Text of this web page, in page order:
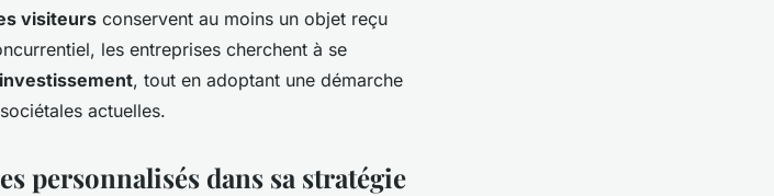
visiteurs conservent au moins un objet reçu
les entreprises cherchent à se
, tout en adoptant une démarche
actuelles.
personnalisés dans sa stratégie